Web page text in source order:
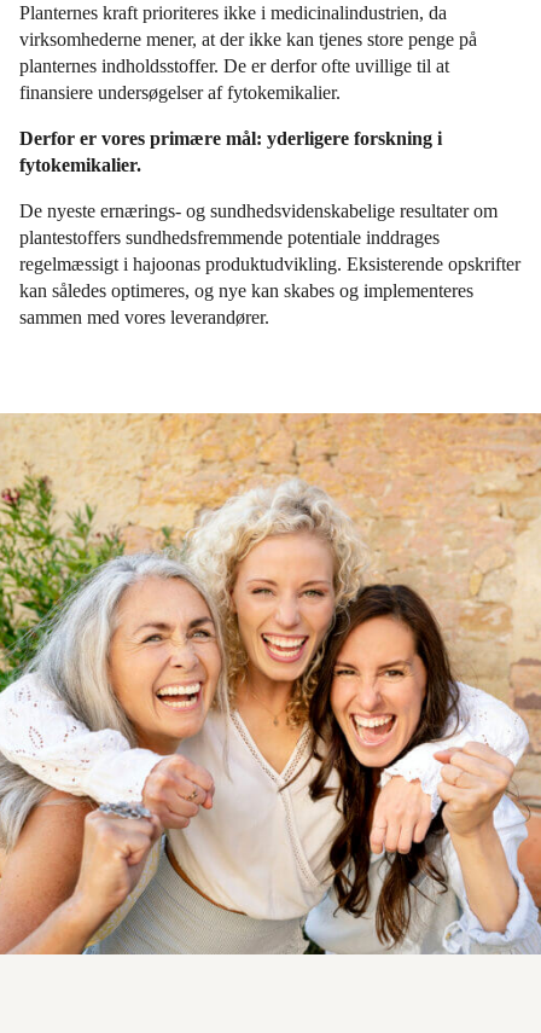
Planternes kraft prioriteres ikke i medicinalindustrien, da
virksomhederne mener, at der ikke kan tjenes store penge på
planternes indholdsstoffer. De er derfor ofte uvillige til at
finansiere undersøgelser af fytokemikalier.
Derfor er vores primære mål: yderligere forskning i
fytokemikalier.
De nyeste ernærings- og sundhedsvidenskabelige resultater om
plantestoffers sundhedsfremmende potentiale inddrages
regelmæssigt i hajoonas produktudvikling. Eksisterende opskrifter
kan således optimeres, og nye kan skabes og implementeres
sammen med vores leverandører.